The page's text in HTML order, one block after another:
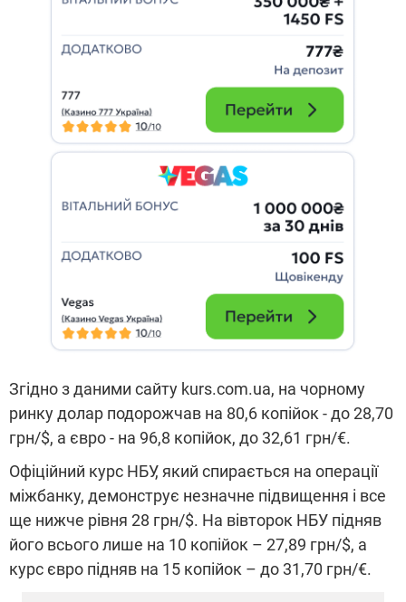
Згідно з даними сайту kurs.com.ua, на чорному
ринку долар подорожчав на 80,6 копійок - до 28,70
грн/$, а євро - на 96,8 копійок, до 32,61 грн/€.
Офіційний курс НБУ, який спирається на операції
міжбанку, демонструє незначне підвищення і все
ще нижче рівня 28 грн/$. На вівторок НБУ підняв
його всього лише на 10 копійок – 27,89 грн/$, а
курс євро підняв на 15 копійок – до 31,70 грн/€.